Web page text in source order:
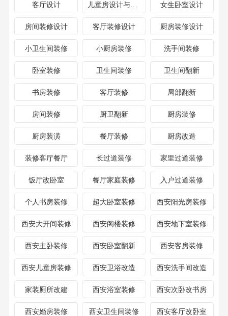
客厅设计 女生卧室设计
房间装修设计 客厅装修设计 厨房装修设计
小卫生间装修 小厨房装修 洗手间装修
卧室装修 卫生间装修 卫生间翻新
书房装修 客厅装修 局部翻新
房间装修 厨卫翻新 厨房装修
厨房装潢 餐厅装修 厨房改造
装修客厅餐厅 长过道装修 家里过道装修
饭厅改卧室 餐厅家庭装修 入户过道装修
个人书房装修 超大卧室装修 西安阳光房装修
西安大开间装修 西安阁楼装修 西安地下室装修
西安主卧装修 西安卧室翻新 西安客房装修
西安儿童房装修 西安卫浴改造 西安洗手间改造
家装厕所改建 西安浴室装修 西安次卧改书房
西安婚房装修 西安卫生间装修 西安客厅改卧室